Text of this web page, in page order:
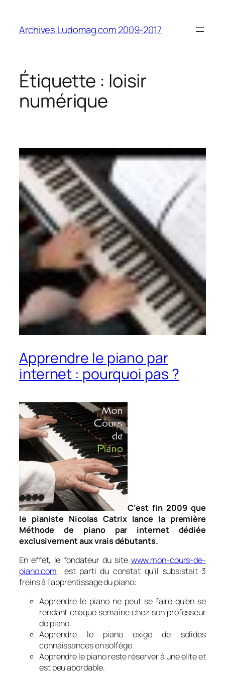
contenu
Archives Ludomag.com 2009-2017
Étiquette : loisir
numérique
Apprendre le piano par
internet : pourquoi pas ?
C’est fin 2009 que
le pianiste Nicolas Catrix lance la première
Méthode de piano par internet dédiée
exclusivement aux vrais débutants.
En effet, le fondateur du site www.mon-cours-de-
piano.com est parti du constat qu’il subsistait 3
freins à l’apprentissage du piano:
Apprendre le piano ne peut se faire qu’en se
rendant chaque semaine chez son professeur
de piano.
Apprendre le piano exige de solides
connaissances en solfège.
Apprendre le piano reste réserver à une élite et
est peu abordable.